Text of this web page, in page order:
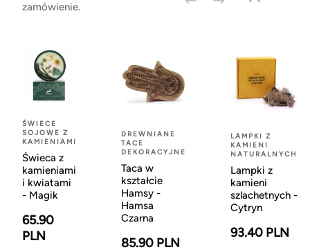
zamówienie.
ŚWIECE
SOJOWE Z
KAMIENIAMI
Świeca z
kamieniami
i kwiatami
- Magik
65.90
PLN
DREWNIANE
TACE
DEKORACYJNE
Taca w
kształcie
Hamsy -
Hamsa
Czarna
85.90 PLN
LAMPKI Z
KAMIENI
NATURALNYCH
Lampki z
kamieni
szlachetnych -
Cytryn
93.40 PLN